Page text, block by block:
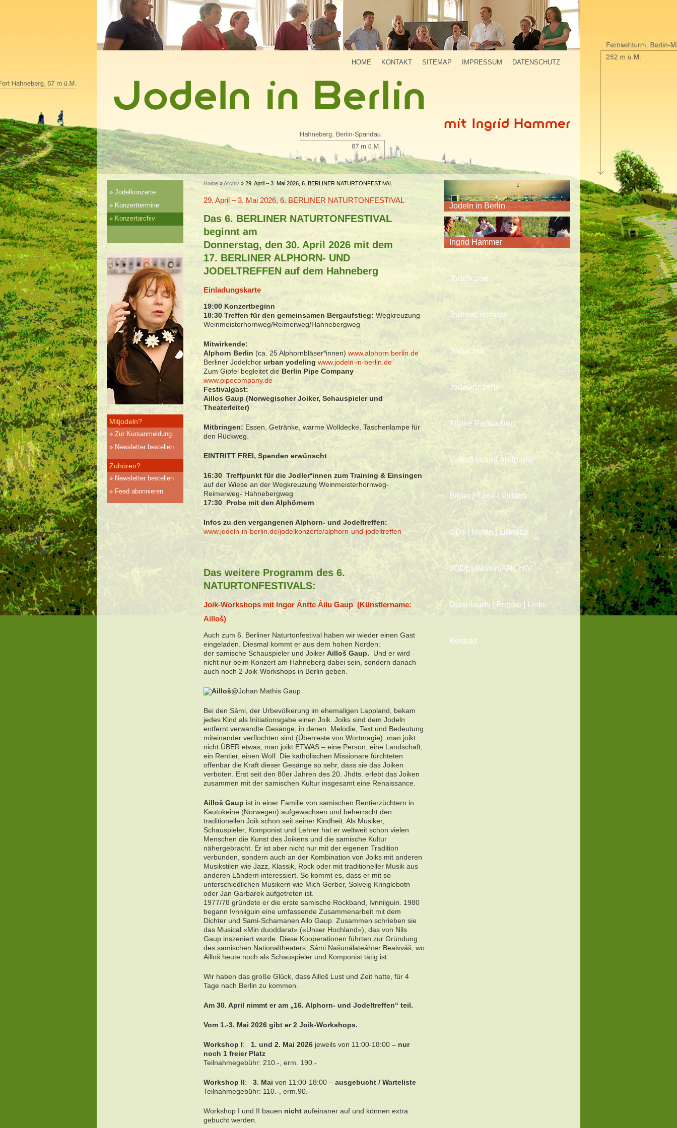
HOME KONTAKT SITEMAP IMPRESSUM DATENSCHUTZ
Jodelkonzerte
Konzerttermine
Konzertarchiv
Mitjodeln?
Zur Kursanmeldung
Newsletter bestellen
Zuhören?
Newsletter bestellen
Feed abonnieren
Home »Archiv » 29. April – 3. Mai 2026, 6. BERLINER NATURTONFESTIVAL
29. April – 3. Mai 2026, 6. BERLINER NATURTONFESTIVAL
Das 6. BERLINER NATURTONFESTIVAL
beginnt am
Donnerstag, den 30. April 2026 mit dem
17. BERLINER ALPHORN- UND
JODELTREFFEN auf dem Hahneberg
Einladungskarte
19:00 Konzertbeginn
18:30 Treffen für den gemeinsamen Bergaufstieg: Wegkreuzung
Weinmeisterhornweg/Reimerweg/Hahnebergweg
Mitwirkende:
Alphorn Berlin (ca. 25 Alphornbläser*innen) www.alphorn.berlin.de
Berliner Jodelchor urban yodeling www.jodeln-in-berlin.de
Zum Gipfel begleitet die Berlin Pipe Company
www.pipecompany.de
Festivalgast:
Aillos Gaup (Norwegischer Joiker, Schauspieler und
Theaterleiter)
Mitbringen: Essen, Getränke, warme Wolldecke, Taschenlampe für
den Rückweg.
EINTRITT FREI, Spenden erwünscht
16:30 Treffpunkt für die Jodler*innen zum Training & Einsingen
auf der Wiese an der Wegkreuzung Weinmeisterhornweg-
Reimerweg- Hahnebergweg
17:30 Probe mit den Alphörnern
Infos zu den vergangenen Alphorn- und Jodeltreffen:
www.jodeln-in-berlin.de/jodelkonzerte/alphorn-und-jodeltreffen
Das weitere Programm des 6.
NATURTONFESTIVALS:
Joik-Workshops mit Ingor Ántte Áilu Gaup (Künstlername:
Ailloš)
Auch zum 6. Berliner Naturtonfestival haben wir wieder einen Gast
eingeladen. Diesmal kommt er aus dem hohen Norden:
der samische Schauspieler und Joiker Ailloš Gaup.
Und er wird
nicht nur beim Konzert am Hahneberg dabei sein, sondern danach
auch noch 2 Joik-Workshops in Berlin geben.
Ailloš@Johan Mathis Gaup
Bei den Sámi, der Urbevölkerung im ehemaligen Lappland, bekam
jedes Kind als Initiationsgabe einen Joik. Joiks sind dem Jodeln
entfernt verwandte Gesänge, in denen Melodie, Text und Bedeutung
miteinander verflochten sind (Überreste von Wortmagie): man joikt
nicht ÜBER etwas, man joikt ETWAS – eine Person, eine Landschaft,
ein Rentier, einen Wolf. Die katholischen Missionare fürchteten
offenbar die Kraft dieser Gesänge so sehr, dass sie das Joiken
verboten. Erst seit den 80er Jahren des 20. Jhdts. erlebt das Joiken
zusammen mit der samischen Kultur insgesamt eine Renaissance.
Ailloš Gaup ist in einer Familie von samischen Rentierzüchtern in
Kautokeine (Norwegen) aufgewachsen und beherrscht den
traditionellen Joik schon seit seiner Kindheit. Als Musiker,
Schauspieler, Komponist und Lehrer hat er weltweit schon vielen
Menschen die Kunst des Joikens und die samische Kultur
nähergebracht. Er ist aber nicht nur mit der eigenen Tradition
verbunden, sondern auch an der Kombination von Joiks mit anderen
Musikstilen wie Jazz, Klassik, Rock oder mit traditioneller Musik aus
anderen Ländern interessiert. So kommt es, dass er mit so
unterschiedlichen Musikern wie Mich Gerber, Solveig Kringlebotn
oder Jan Garbarek aufgetreten ist.
1977/78 gründete er die erste samische Rockband, Ivnniiguin. 1980
begann Ivnniiguin eine umfassende Zusammenarbeit mit dem
Dichter und Sami-Schamanen Ailo Gaup. Zusammen schrieben sie
das Musical «Min duoddarat» («Unser Hochland»), das von Nils
Gaup inszeniert wurde. Diese Kooperationen führten zur Gründung
des samischen Nationaltheaters, Sámi Našunálateáhter Beaivváš, wo
Ailloš heute noch als Schauspieler und Komponist tätig ist.
Wir haben das große Glück, dass Ailloš Lust und Zeit hatte, für 4
Tage nach Berlin zu kommen.
Am 30. April nimmt er am „16. Alphorn- und Jodeltreffen“ teil.
Vom 1.-3. Mai 2026 gibt er 2 Joik-Workshops.
Workshop I: 1. und 2. Mai 2026 jeweils von 11:00-18:00 – nur
noch 1 freier Platz
Teilnahmegebühr: 210.-, erm. 190.-
Workshop II: 3. Mai von 11:00-18:00 – ausgebucht / Warteliste
Teilnahmegebühr: 110.-, erm.90.-
Workshop I und II bauen nicht aufeinaner auf und können extra
gebucht werden.
Jodeln in Berlin
Ingrid Hammer
Jodelkurse
Jodelworkshops
Jodelchor
Jodelkonzerte
Alpine Perkussion
Volks|Lieder|Landpartie
Bilder | Töne | Videos
CDs | Noten | Literatur
JODEL|Noten|ARCHIV
Downloads | Presse | Links
Kontakt